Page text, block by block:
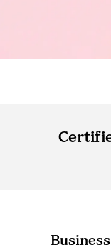
Business